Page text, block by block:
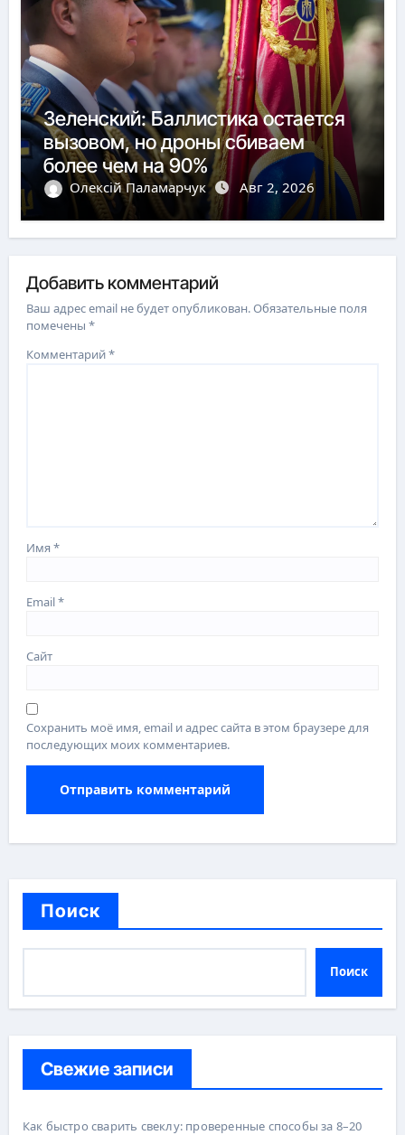
Зеленский: Баллистика остается
вызовом, но дроны сбиваем
более чем на 90%
Олексій Паламарчук Авг 2, 2026
Добавить комментарий
Ваш адрес email не будет опубликован.Обязательные поля
помечены*
Комментарий*
Имя*
Email*
Сайт
Сохранить моё имя, email и адрес сайта в этом браузере для
последующих моих комментариев.
Поиск
Поиск
Свежие записи
Как быстро сварить свеклу: проверенные способы за 8–20